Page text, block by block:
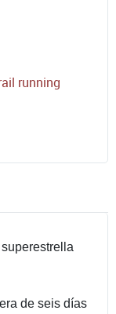
running
de seis días